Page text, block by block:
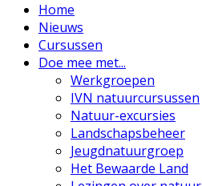
Home
Nieuws
Cursussen
Doe mee met...
Werkgroepen
IVN natuurcursussen
Natuur-excursies
Landschapsbeheer
Jeugdnatuurgroep
Het Bewaarde Land